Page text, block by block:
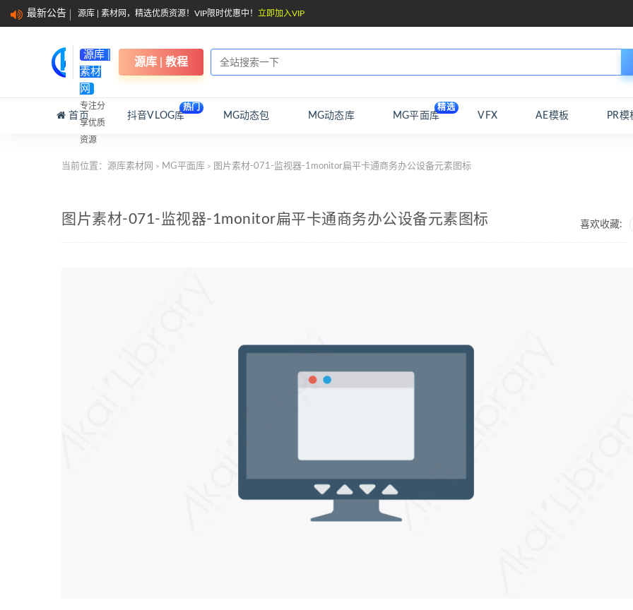
最新公告 源库 | 素材网，精选优质资源！VIP限时优惠中！ 立即加入VIP
源库 |
素材
网
专注分
享优质
资源
源库 | 教程
首页 抖音VLOG库
热门
MG动态包 MG动态库 MG平面库
精选
VFX AE模板 PR模
当前位置： 源库素材网 > MG平面库 > 图片素材-071-监视器-1monitor扁平卡通商务办公设备元素图标
喜欢收藏:
图片素材-071-监视器-1monitor扁平卡通商务办公设备元素图标